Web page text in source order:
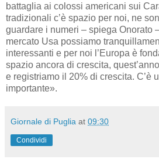
battaglia ai colossi americani sui
tradizionali c’è spazio per noi, ne
guardare i numeri – spiega Onorato
mercato Usa possiamo
interessanti e per noi l’Europa è
spazio ancora di crescita,
e registriamo il 20% di crescita. C’è
importante».
Giornale di Puglia at 09:30
Condividi